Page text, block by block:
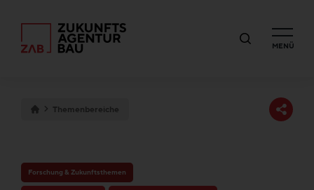
MENÜ
Themenbereiche
Forschung & Zukunftsthemen